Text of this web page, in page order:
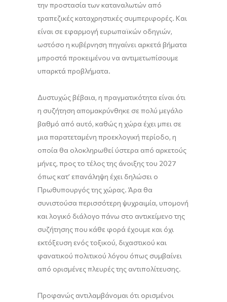
την προστασία των καταναλωτών από
τραπεζικές καταχρηστικές συμπεριφορές. Και
είναι σε εφαρμογή ευρωπαϊκών οδηγιών,
ωστόσο η κυβέρνηση πηγαίνει αρκετά βήματα
μπροστά προκειμένου να αντιμετωπίσουμε
υπαρκτά προβλήματα.
Δυστυχώς βέβαια, η πραγματικότητα είναι ότι
η συζήτηση απομακρύνθηκε σε πολύ μεγάλο
βαθμό από αυτό, καθώς η χώρα έχει μπει σε
μια παρατεταμένη προεκλογική περίοδο, η
οποία θα ολοκληρωθεί ύστερα από αρκετούς
μήνες, προς το τέλος της άνοιξης του 2027
όπως κατ’ επανάληψη έχει δηλώσει ο
Πρωθυπουργός της χώρας. Άρα θα
συνιστούσα περισσότερη ψυχραιμία, υπομονή
και λογικό διάλογο πάνω στο αντικείμενο της
συζήτησης που κάθε φορά έχουμε και όχι
εκτόξευση ενός τοξικού, διχαστικού και
φανατικού πολιτικού λόγου όπως συμβαίνει
από ορισμένες πλευρές της αντιπολίτευσης.
Προφανώς αντιλαμβάνομαι ότι ορισμένοι